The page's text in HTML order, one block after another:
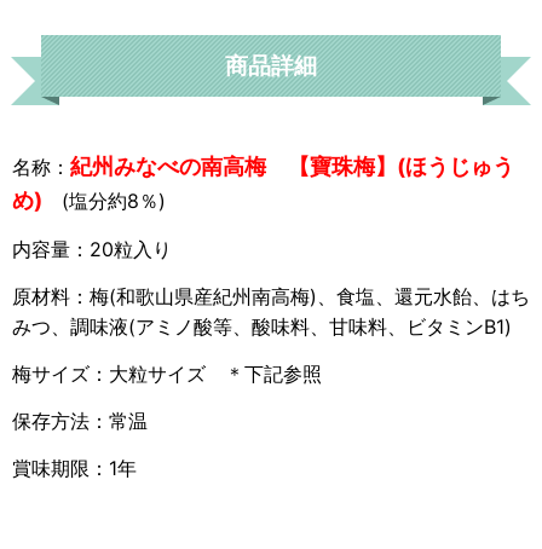
商品詳細
名称： 紀州みなべの南高梅 【寶珠梅】(ほうじゅう
め)
(塩分約8％)
内容量：20粒入り
原材料：梅(和歌山県産紀州南高梅)、食塩、還元水飴、はち
みつ、調味液(アミノ酸等、酸味料、甘味料、ビタミンB1)
梅サイズ：大粒サイズ ＊下記参照
保存方法：常温
賞味期限：1年